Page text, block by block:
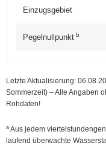
Einzugsgebiet
Pegelnullpunkt b
Letzte Aktualisierung:
Sommerzeit) –Alle Angaben
Rohdaten!
a Aus jedem
laufend überwachte